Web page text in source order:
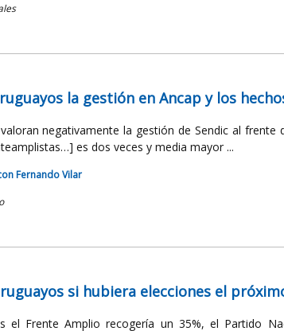
la gestión en Ancap y los
negativamente la gestión de Sendic al
es dos veces y media mayor ...
Fernando Vilar
si hubiera elecciones el
el Frente Amplio recogería un 35%, el Partido